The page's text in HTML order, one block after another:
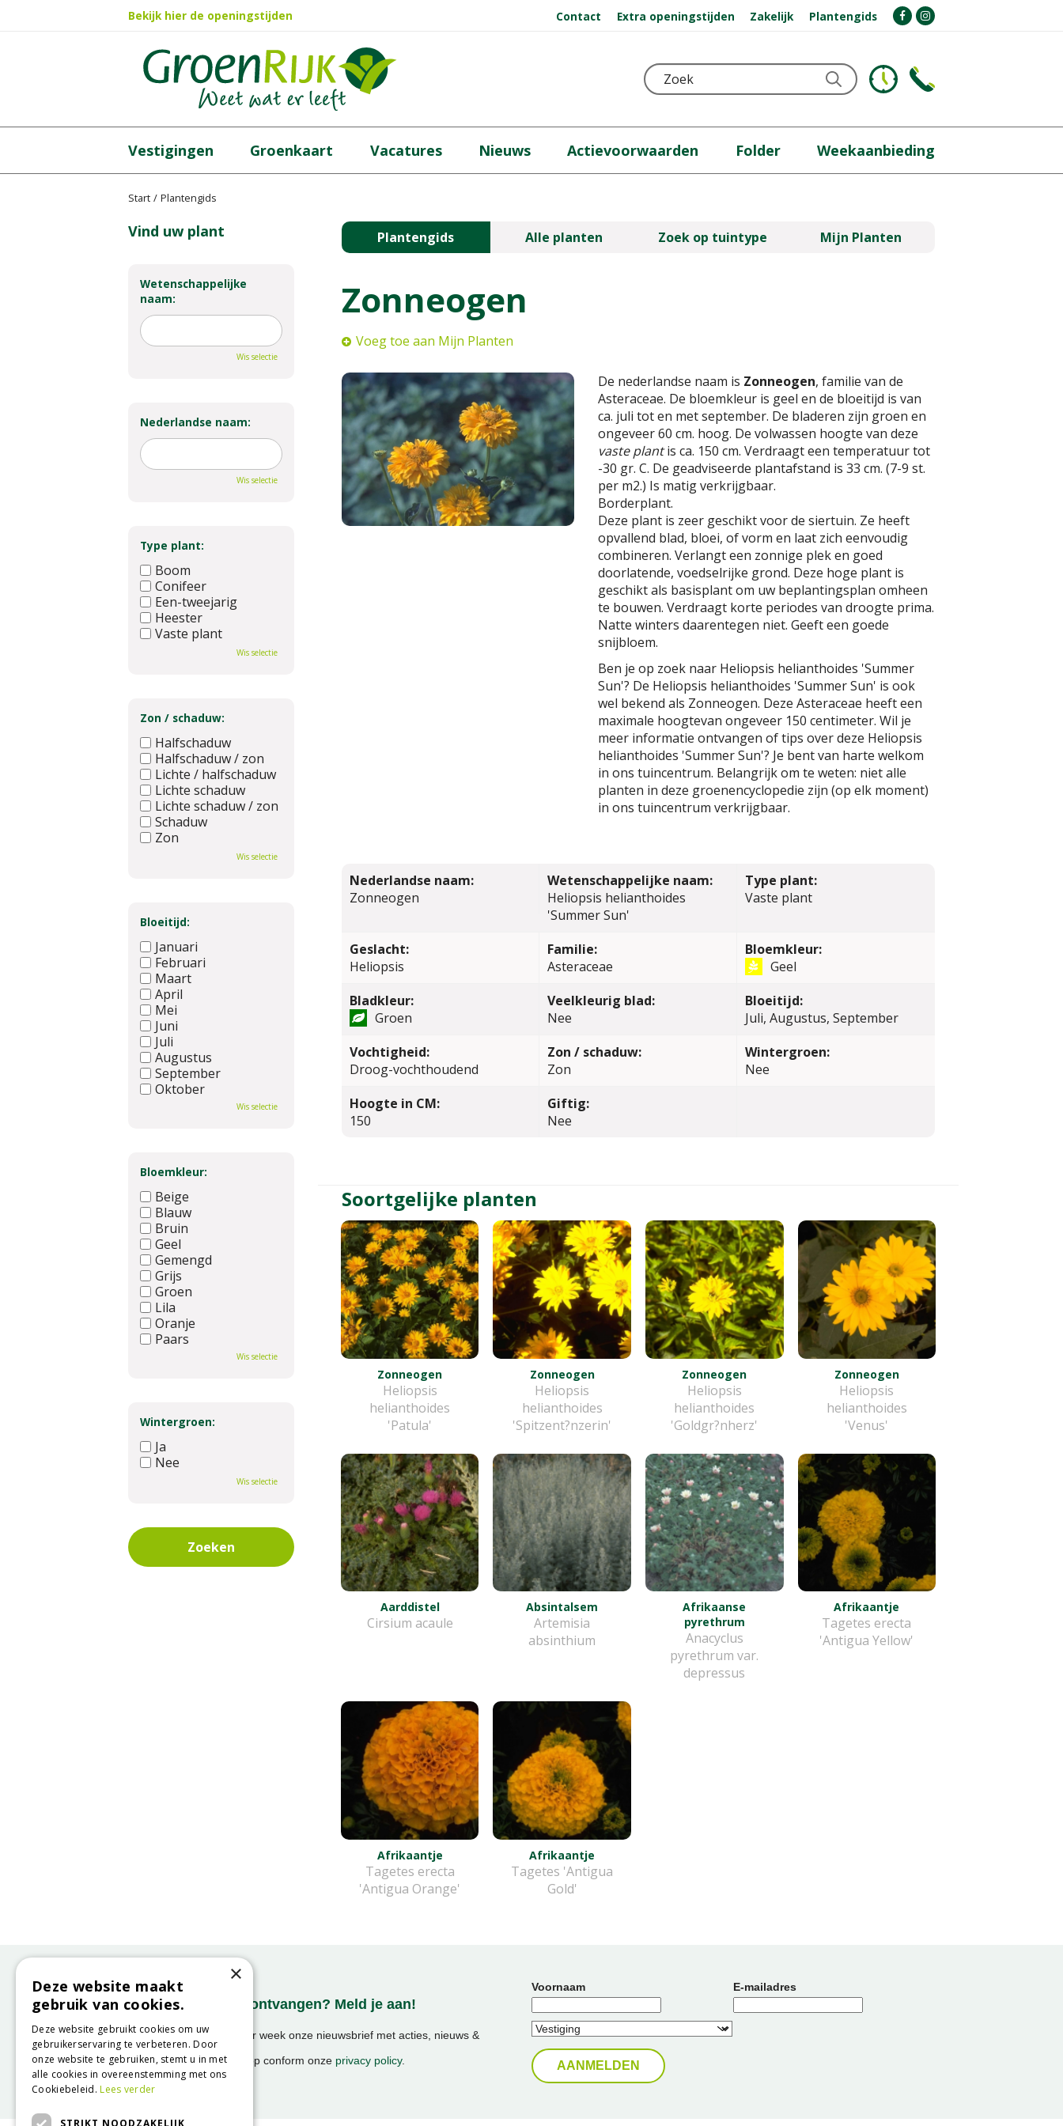
Start Plantengids
Bekijk hier de openingstijden Contact Extra openingstijden Zakelijk Plantengids
Vestigingen Groenkaart Vacatures Nieuws Actievoorwaarden Folder Weekaanbieding
Plantengids Alle planten Zoek op tuintype Mijn Planten
Zonneogen
Voeg toe aan Mijn Planten
De nederlandse naam is Zonneogen, familie van de
Asteraceae. De bloemkleur is geel en de bloeitijd is van
ca. juli tot en met september. De bladeren zijn groen en
ongeveer 60 cm. hoog. De volwassen hoogte van deze
vaste plantis ca. 150 cm. Verdraagt een temperatuur tot
-30 gr. C. De geadviseerde plantafstand is 33 cm. (7-9 st.
per m2.) Is matig verkrijgbaar.
Borderplant.
Deze plant is zeer geschikt voor de siertuin. Ze heeft
opvallend blad, bloei, of vorm en laat zich eenvoudig
combineren. Verlangt een zonnige plek en goed
doorlatende, voedselrijke grond. Deze hoge plant is
geschikt als basisplant om uw beplantingsplan omheen
te bouwen. Verdraagt korte periodes van droogte prima.
Natte winters daarentegen niet. Geeft een goede
snijbloem.
Ben je op zoek naar Heliopsis helianthoides 'Summer
Sun'? De Heliopsis helianthoides 'Summer Sun' is ook
wel bekend als Zonneogen. Deze Asteraceae heeft een
maximale hoogtevan ongeveer 150 centimeter. Wil je
meer informatie ontvangen of tips over deze Heliopsis
helianthoides 'Summer Sun'? Je bent van harte welkom
in ons tuincentrum. Belangrijk om te weten: niet alle
planten in deze groenencyclopedie zijn (op elk moment)
in ons tuincentrum verkrijgbaar.
Nederlandse naam:
Zonneogen
Wetenschappelijke naam:
Heliopsis helianthoides
'Summer Sun'
Type plant:
Vaste plant
Geslacht:
Heliopsis
Familie:
Asteraceae
Bloemkleur:
Geel
Bladkleur:
Groen
Veelkleurig blad:
Nee
Bloeitijd:
Juli, Augustus, September
Vochtigheid:
Droog-vochthoudend
Zon / schaduw:
Zon
Wintergroen:
Nee
Hoogte in CM:
150
Giftig:
Nee
Soortgelijke planten
Zonneogen
Heliopsis
helianthoides
'Patula'
Zonneogen
Heliopsis
helianthoides
'Spitzent?nzerin'
Zonneogen
Heliopsis
helianthoides
'Goldgr?nherz'
Zonneogen
Heliopsis
helianthoides
'Venus'
Aarddistel
Cirsium acaule
Absintalsem
Artemisia
absinthium
Afrikaanse
pyrethrum
Anacyclus
pyrethrum var.
depressus
Afrikaantje
Tagetes erecta
'Antigua Yellow'
Afrikaantje
Tagetes erecta
'Antigua Orange'
Afrikaantje
Tagetes 'Antigua
Gold'
Vind uw plant
Wetenschappelijke
naam:
Wis selectie
Nederlandse naam:
Wis selectie
Type plant:
Boom
Conifeer
Een-tweejarig
Heester
Vaste plant
Wis selectie
Zon / schaduw:
Halfschaduw
Halfschaduw / zon
Lichte / halfschaduw
Lichte schaduw
Lichte schaduw / zon
Schaduw
Zon
Wis selectie
Bloeitijd:
Januari
Februari
Maart
April
Mei
Juni
Juli
Augustus
September
Oktober
Wis selectie
Bloemkleur:
Beige
Blauw
Bruin
Geel
Gemengd
Grijs
Groen
Lila
Oranje
Paars
Wis selectie
Wintergroen:
Ja
Nee
Wis selectie
Onze nieuwsbrief ontvangen? Meld je aan!
Ontvang ongeveer 1x per week onze nieuwsbrief met acties, nieuws &
activiteiten!
We slaan uw gegevens op conform onze privacy policy.
Voornaam E-mailadres
×
Deze website maakt
gebruik van cookies.
Deze website gebruikt cookies om uw
gebruikerservaring te verbeteren. Door
onze website te gebruiken, stemt u in met
alle cookies in overeenstemming met ons
Cookiebeleid.Lees verder
STRIKT NOODZAKELIJK